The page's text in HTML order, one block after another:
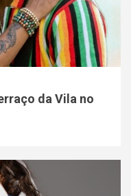
da Vila no